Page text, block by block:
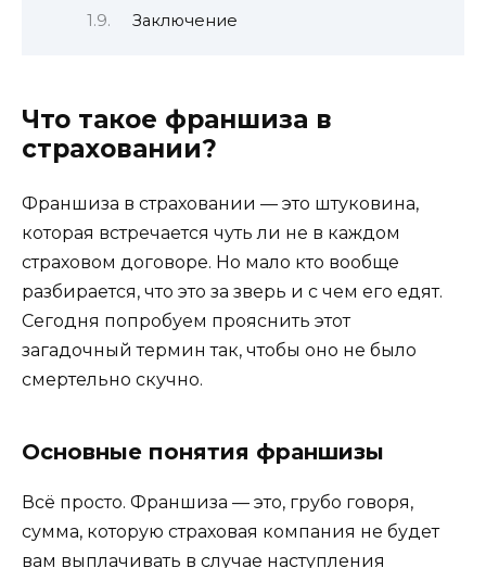
Заключение
Что такое франшиза в
страховании?
Франшиза в страховании — это штуковина,
которая встречается чуть ли не в каждом
страховом договоре. Но мало кто вообще
разбирается, что это за зверь и с чем его едят.
Сегодня попробуем прояснить этот
загадочный термин так, чтобы оно не было
смертельно скучно.
Основные понятия франшизы
Всё просто. Франшиза — это, грубо говоря,
сумма, которую страховая компания не будет
вам выплачивать в случае наступления